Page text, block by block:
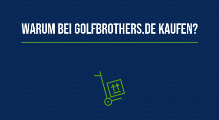
Warum bei Golfbrothers.de kaufen?